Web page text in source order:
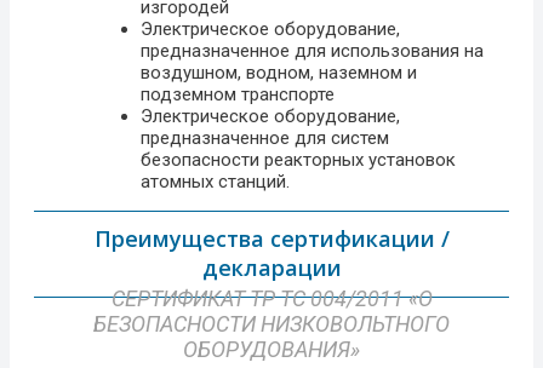
изгородей
Электрическое оборудование,
предназначенное для использования на
воздушном, водном, наземном и
подземном транспорте
Электрическое оборудование,
предназначенное для систем
безопасности реакторных установок
атомных станций.
Преимущества сертификации /
декларации
СЕРТИФИКАТ ТР ТС 004/2011 «О
БЕЗОПАСНОСТИ НИЗКОВОЛЬТНОГО
ОБОРУДОВАНИЯ»​